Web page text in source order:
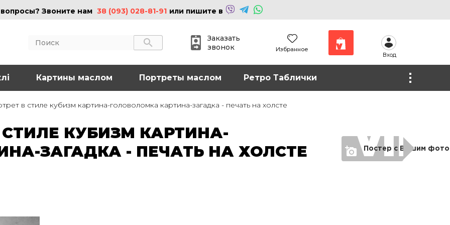
Звоните нам 38 (093) 028-81-91 или пишите в
Заказать
звонок
Избранное
Вход
Картины маслом Портреты маслом Ретро Таблички
в стиле кубизм картина-головоломка картина-загадка - печать на холсте
КУБИЗМ КАРТИНА-
ЗАГАДКА - ПЕЧАТЬ НА ХОЛСТЕ
Постер с Вашим фото
(093) 028-81-91
vip.com.ua
ИНФОРМАЦИЯ
Картины на холсте
Картины на стекле
Цены
Доставка и возврат
Наши работы